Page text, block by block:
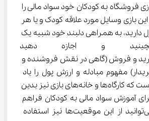
با بازی فروشگاه به کودکان خود سواد مالی را
بازی وسایل مورد علاقه کودک و یا هر
دارید، به همراهی دلبند خود شبیه یک
بچینید و اجازه
خرید و فروش (گاهی در نقش فروشنده و
مفهوم مبادله و ارزش پول را یاد
بگیرد. لازم به ذکر است که کارگاه‌ها و خانه‌های بازی نیز بدین
آموزش سواد مالی به کودکان فراهم
کرده‌اند و شما می‌توانید از این موقعیت‌ها نیز استفاده